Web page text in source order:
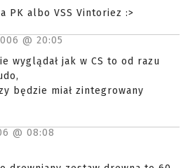
PK albo VSS Vintoriez :>
@ 20:05
wyglądał jak w CS to od razu
będzie miał zintegrowany
@ 08:08